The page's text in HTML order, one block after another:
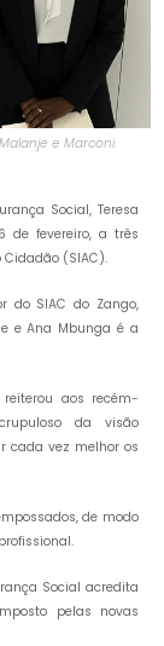
e Marconi.
Social, Teresa
de fevereiro, a três
(SIAC).
do SIAC do Zango,
e Ana Mbunga é a
aos recém-
da visão
cada vez melhor os
de modo
Social acredita
pelas novas